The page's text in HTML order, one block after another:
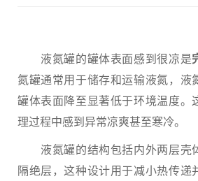
液氮罐的罐体表面感到很凉是
氮罐通常用于储存和运输液氮，液
罐体表面降至显著低于环境温度。
理过程中感到异常凉爽甚至寒冷。
液氮罐的结构包括内外两层壳
隔绝层，这种设计用于减小热传递